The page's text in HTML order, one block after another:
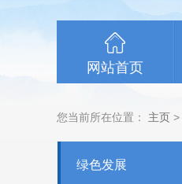
网站首页
您当前所在位置： 主页 >
绿色发展